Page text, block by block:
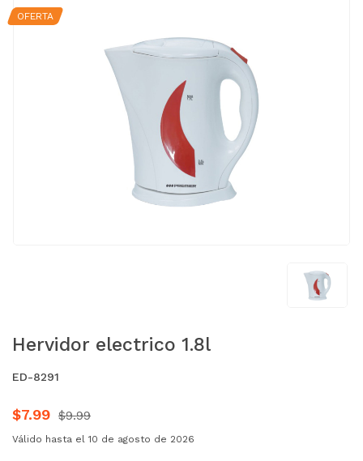
OFERTA
Hervidor electrico 1.8l
ED-8291
$7.99 $9.99
Válido hasta el 10 de agosto de 2026